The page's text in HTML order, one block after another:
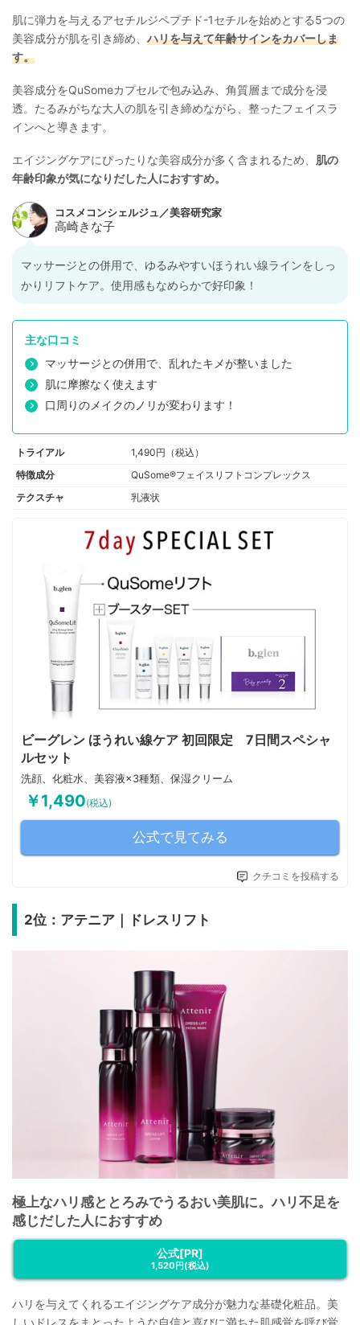
エキス, トリペプチド−10シトルリン, トリフルオロ酢酸テトラデシルアミノ
ブチロイルバリルアミノ酪酸ウレア, アセチルジペプチド－1セチル, イノシ
トール, プルラン, グルコシルヘスペリジン, 黒砂糖エキス, グリチルリチン
酸2K, アラントイン, クオタニウム－45, （PCA／イソステアリン酸）グリ
キシエチル／アクリロイルジメチルタウリンNa）コポリマー, ラウリン酸ソ
ルビタン, カルボマー, （ジフェニルジメチコン／ビニルジフェニルジメチ
コン／シルセスキオキサン）クロスポリマー, トコフェロール, ポリソルベ
ート60, 炭酸水素Na, 塩化Mg, エチルヘキシルグリセリン, フェノキシエタ
肌に弾力を与えるアセチルジペプチド-1セチルを始めとする5つの
美容成分が肌を引き締め、 ハリを与えて年齢サインをカバーしま
す。
美容成分をQuSomeカプセルで包み込み、角質層まで成分を浸
透。たるみがちな大人の肌を引き締めながら、整ったフェイスラ
インへと導きます。
エイジングケアにぴったりな美容成分が多く含まれるため、 肌の
年齢印象が気になりだした人におすすめ。
マッサージとの併用で、ゆるみやすいほうれい線ラインをしっ
かりリフトケア。使用感もなめらかで好印象！
主な口コミ
マッサージとの併用で、乱れたキメが整いました
肌に摩擦なく使えます
口周りのメイクのノリが変わります！
トライアル
1,490円（税込）
特徴成分
QuSome®フェイスリフトコンプレックス
テクスチャ
乳液状
ビーグレン ほうれい線ケア 初回限定 7日間スペシャ
ルセット
洗顔、化粧水、美容液×3種類、保湿クリーム
￥1,490(税込)
公式で見てみる
クチコミを投稿する
2位：アテニア｜ドレスリフト
極上なハリ感ととろみでうるおい美肌に。ハリ不足を
感じだした人におすすめ
公式[PR]
1,520円(税込)
ハリを与えてくれるエイジングケア成分が魅力な基礎化粧品。美
しいドレスをまとったような自信と喜びに満ちた肌感覚を呼び覚